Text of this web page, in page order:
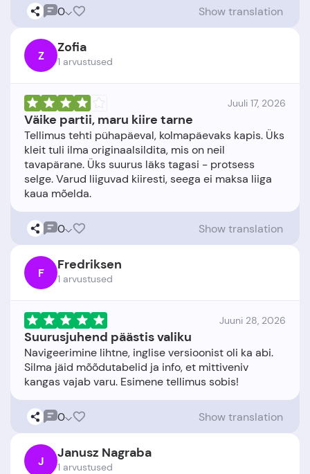
0 Show translation
Z Zofia
1 arvustused
Juuli 17, 2026
Väike partii, maru kiire tarne
Tellimus tehti pühapäeval, kolmapäevaks kapis. Üks
kleit tuli ilma originaalsildita, mis on neil
tavapärane. Üks suurus läks tagasi - protsess
selge. Varud liiguvad kiiresti, seega ei maksa liiga
0 Show translation
F Fredriksen
1 arvustused
Juuni 28, 2026
Suurusjuhend päästis valiku
Navigeerimine lihtne, inglise versioonist oli ka abi.
Silma jäid mõõdutabelid ja info, et mittiveniv
0 Show translation
J Janusz Nagraba
1 arvustused